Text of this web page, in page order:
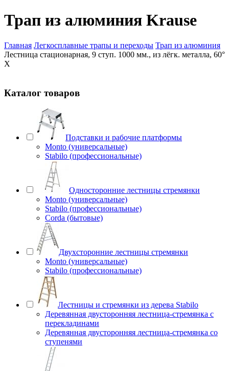
Трап из алюминия Krause
Главная Легкосплавные трапы и переходы Трап из алюминия
Лестница стационарная, 9 ступ. 1000 мм., из лёгк. металла, 60°
X
Каталог товаров
Подставки и рабочие платформы
Monto (универсальные)
Stabilo (профессиональные)
Односторонние лестницы стремянки
Monto (универсальные)
Stabilo (профессиональные)
Corda (бытовые)
Двухсторонние лестницы стремянки
Monto (универсальные)
Stabilo (профессиональные)
Лестницы и стремянки из дерева Stabilo
Деревянная двусторонняя лестница-стремянка с
перекладинами
Деревянная двусторонняя лестница-стремянка со
ступенями